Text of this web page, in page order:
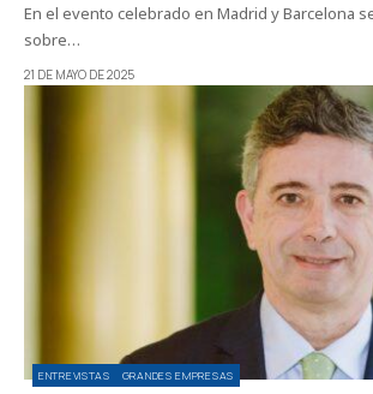
En el evento celebrado en Madrid y Barcelona
sobre…
21 DE MAYO DE 2025
ENTREVISTAS GRANDES EMPRESAS